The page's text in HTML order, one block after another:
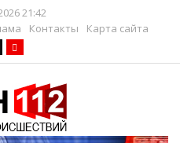
21:42
Контакты Карта сайта